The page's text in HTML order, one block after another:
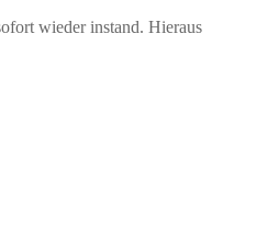
wieder instand. Hieraus